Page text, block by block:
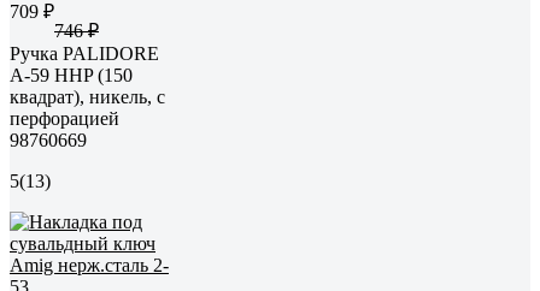
709 ₽
746 ₽
Ручка PALIDORE
A-59 HHP (150
квадрат), никель, с
перфорацией
98760669
5(13)